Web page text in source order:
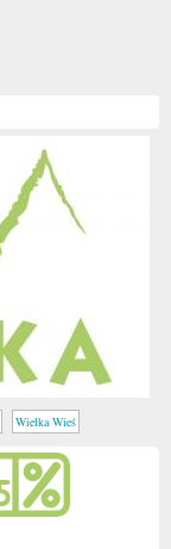
Wielka Wieś